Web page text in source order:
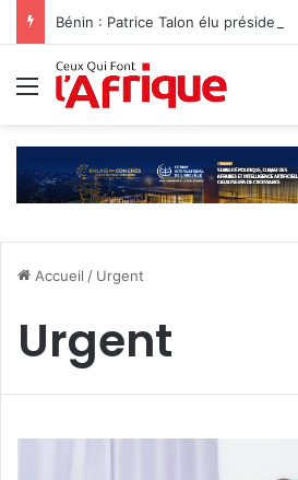
Bénin : Patrice Talon élu président
Menu
Accueil / Urgent
Urgent